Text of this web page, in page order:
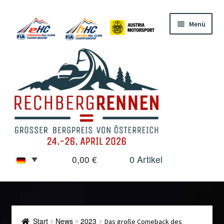
Navigation
springen
Inhalt
springen
0,00 € 0 Artikel
Menü
News
Start News 2023
Das große Comeback des